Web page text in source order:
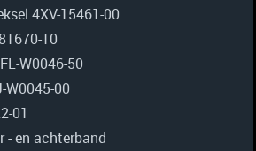
4XV-15461-00
10
W0046-50
W0045-00
01
- en achterband